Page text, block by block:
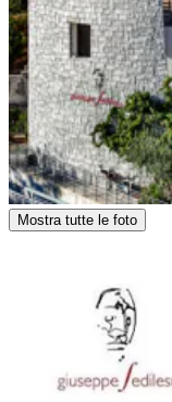
Mostra tutte le foto